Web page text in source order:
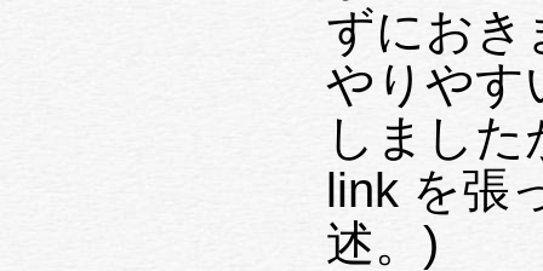
ずにおき
やりやす
しまし
link を張
述。)